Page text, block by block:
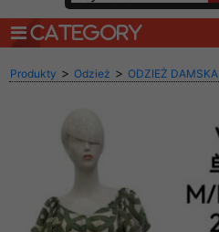
CATEGORY
Produkty > Odzież > ODZIEŻ DAMSKA